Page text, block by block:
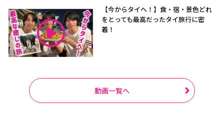
【今からタイへ！】食・宿・景色どれ
をとっても最高だったタイ旅行に密
着！
動画一覧へ